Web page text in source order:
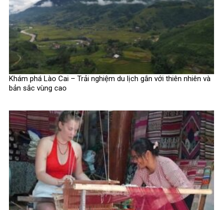
Khám phá Lào Cai – Trải nghiệm du lịch gắn với thiên nhiên và
bản sắc vùng cao